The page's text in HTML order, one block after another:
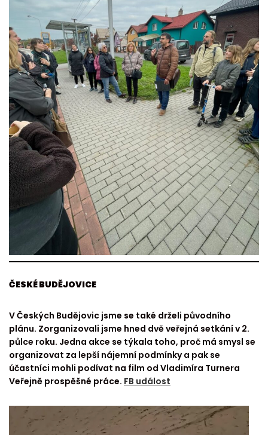
ČESKÉ BUDĚJOVICE
V Českých Budějovic jsme se také drželi původního
plánu. Zorganizovali jsme hned dvě veřejná setkání v 2.
půlce roku. Jedna akce se týkala toho, proč má smysl se
organizovat za lepší nájemní podmínky a pak se
účastníci mohli podívat na film od Vladimíra Turnera
Veřejně prospěšné práce. FB událost